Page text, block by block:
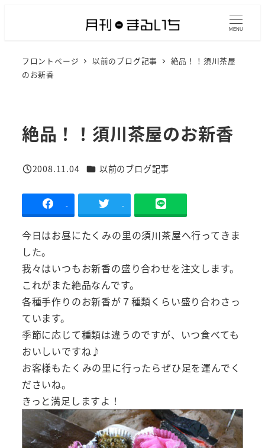
MENU
フロントページ 以前のブログ記事
絶品！！須川茶屋
のお新香
絶品！！須川茶屋のお新香
投稿日
2008.11.04 カテゴリー
以前のブログ記事
- -
今日はお昼にたくみの里の須川茶屋へ行ってきま
した。
我々はいつもお新香の盛り合わせを注文します。
これがまた絶品なんです。
各種手作りのお新香が７種類くらい盛り合わさっ
ています。
季節に応じて種類は違うのですが、いつ食べても
おいしいですね♪
お客様もたくみの里に行ったらぜひ足を運んでく
ださいね。
きっと満足しますよ！